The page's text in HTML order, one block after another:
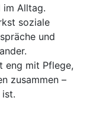
im Alltag.
soziale
und
eng mit Pflege,
zusammen –